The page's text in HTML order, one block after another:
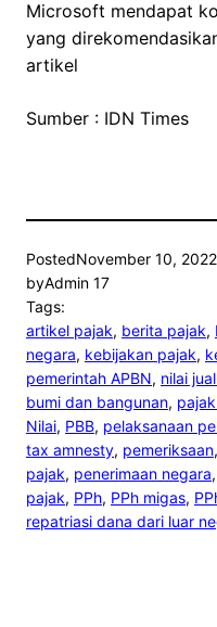
Microsoft mendapat
yang
artikel
Sumber : IDN Times
PostedNovember 10, 2022
byAdmin 17
Tags:
artikel pajak, berita pajak,
negara, kebijakan pajak,
pemerintah APBN, nilai
bumi dan bangunan,
Nilai, PBB, pelaksanaan
tax amnesty, pemeriksaan,
pajak, penerimaan negara,
pajak, PPh, PPh migas,
repatriasi dana dari luar